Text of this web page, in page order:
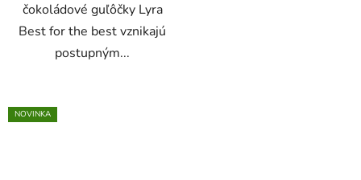
čokoládové guľôčky Lyra
Best for the best vznikajú
postupným...
NOVINKA